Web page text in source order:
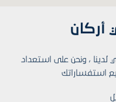
أركان
لدينا ، ونحن على استعداد
استفساراتك